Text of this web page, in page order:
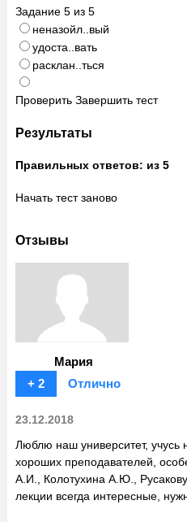
Задание 5из 5
неназойл..вый
удоста..вать
расклан..ться
Проверить Завершить тест
Результаты
Правильных ответов: из 5
Начать тест заново
Отзывы
Мария
+ 2
Отлично
23.12.2018
Люблю наш университет, учусь
хороших преподавателей,
А.И., Колотухина А.Ю.,
лекции всегда интересные,